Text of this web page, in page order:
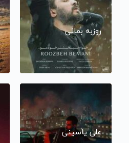
روزبه بمانی
علی یاسینی